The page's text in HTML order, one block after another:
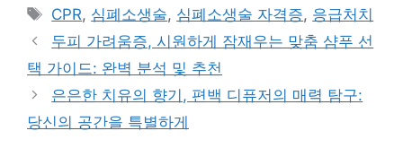
Tags
CPR, 심폐소생술, 심폐소생술 자격증, 응급처치
두피 가려움증, 시원하게 잠재우는 맞춤 샴푸 선
택 가이드: 완벽 분석 및 추천
은은한 치유의 향기, 편백 디퓨저의 매력 탐구:
당신의 공간을 특별하게